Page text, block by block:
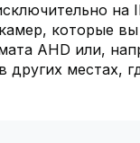
которые
AHD или,
местах,